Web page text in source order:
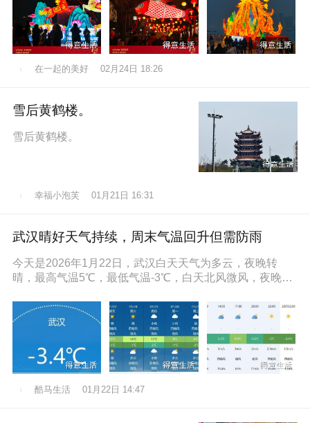
在一起的美好 02月24日 18:26
雪后黄鹤楼。
雪后黄鹤楼。
幸福小泡芙 01月21日 16:31
武汉晴好天气持续，周末气温回升但需防雨
今天是2026年1月22日，武汉白天天气为多云，夜晚转
晴，最高气温5℃，最低气温-3℃，白天北风微风，夜晚东
酷马生活 01月22日 14:47